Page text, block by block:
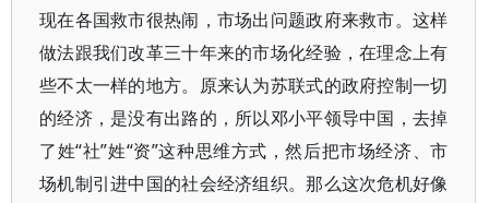
现在各国救市很热闹，市场出问题政府来救市。这样
做法跟我们改革三十年来的市场化经验，在理念上有
些不太一样的地方。原来认为苏联式的政府控制一切
的经济，是没有出路的，所以邓小平领导中国，去掉
了姓“社”姓“资”这种思维方式，然后把市场经济、市
场机制引进中国的社会经济组织。那么这次危机好像